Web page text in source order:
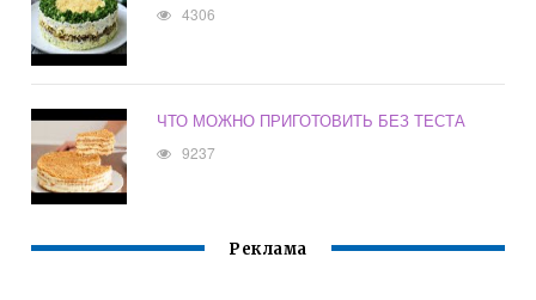
4306
ЧТО МОЖНО ПРИГОТОВИТЬ БЕЗ ТЕСТА
9237
Реклама